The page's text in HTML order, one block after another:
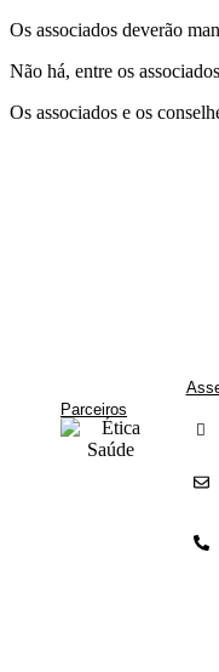
Os associados deverão
Não há, entre os
Os associados e os
Parceiros